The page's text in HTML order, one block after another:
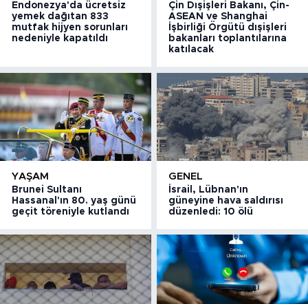
Endonezya'da ücretsiz
yemek dağıtan 833
mutfak hijyen sorunları
nedeniyle kapatıldı
Çin Dışişleri Bakanı, Çin-
ASEAN ve Shanghai
İşbirliği Örgütü dışişleri
bakanları toplantılarına
katılacak
YAŞAM
Brunei Sultanı
Hassanal'ın 80. yaş günü
geçit töreniyle kutlandı
GENEL
İsrail, Lübnan'ın
güneyine hava saldırısı
düzenledi: 10 ölü